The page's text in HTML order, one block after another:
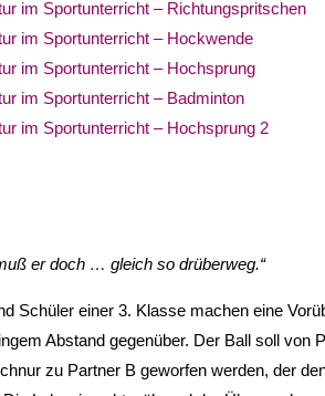
im Sportunterricht – Richtungspritschen
im Sportunterricht – Hockwende
im Sportunterricht – Hochsprung
im Sportunterricht – Badminton
im Sportunterricht – Hochsprung 2
er doch … gleich so drüberweg.“
Schüler einer 3. Klasse machen eine
Abstand gegenüber. Der Ball soll von
zu Partner B geworfen werden, der